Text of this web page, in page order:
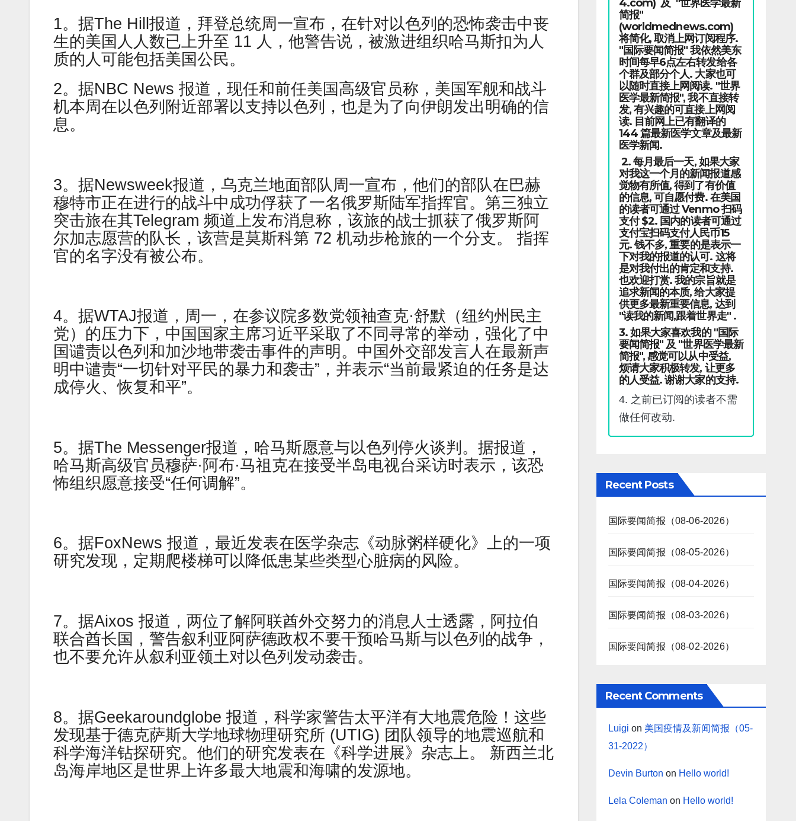
1。据The Hill报道，拜登总统周一宣布，在针对以色列的恐怖袭击中丧
生的美国人人数已上升至 11 人，他警告说，被激进组织哈马斯扣为人
质的人可能包括美国公民。
2。据NBC News 报道，现任和前任美国高级官员称，美国军舰和战斗
机本周在以色列附近部署以支持以色列，也是为了向伊朗发出明确的信
息。
3。据Newsweek报道，乌克兰地面部队周一宣布，他们的部队在巴赫
穆特市正在进行的战斗中成功俘获了一名俄罗斯陆军指挥官。第三独立
突击旅在其Telegram 频道上发布消息称，该旅的战士抓获了俄罗斯阿
尔加志愿营的队长，该营是莫斯科第 72 机动步枪旅的一个分支。 指挥
官的名字没有被公布。
4。据WTAJ报道，周一，在参议院多数党领袖查克·舒默（纽约州民主
党）的压力下，中国国家主席习近平采取了不同寻常的举动，强化了中
国谴责以色列和加沙地带袭击事件的声明。中国外交部发言人在最新声
明中谴责“一切针对平民的暴力和袭击”，并表示“当前最紧迫的任务是达
成停火、恢复和平”。
5。据The Messenger报道，哈马斯愿意与以色列停火谈判。据报道，
哈马斯高级官员穆萨·阿布·马祖克在接受半岛电视台采访时表示，该恐
怖组织愿意接受“任何调解”。
6。据FoxNews 报道，最近发表在医学杂志《动脉粥样硬化》上的一项
研究发现，定期爬楼梯可以降低患某些类型心脏病的风险。
7。据Aixos 报道，两位了解阿联酋外交努力的消息人士透露，阿拉伯
联合酋长国，警告叙利亚阿萨德政权不要干预哈马斯与以色列的战争，
也不要允许从叙利亚领土对以色列发动袭击。
8。据Geekaroundglobe 报道，科学家警告太平洋有大地震危险！这些
发现基于德克萨斯大学地球物理研究所 (UTIG) 团队领导的地震巡航和
科学海洋钻探研究。他们的研究发表在《科学进展》杂志上。 新西兰北
岛海岸地区是世界上许多最大地震和海啸的发源地。
4.com) 及 "世界医学最新
简报"
(worldmednews.com)
将简化, 取消上网订阅程序.
"国际要闻简报" 我依然美东
时间每早6点左右转发给各
个群及部分个人. 大家也可
以随时直接上网阅读. "世界
医学最新简报", 我不直接转
发, 有兴趣的可直接上网阅
读. 目前网上已有翻译的
144 篇最新医学文章及最新
医学新闻.
2. 每月最后一天, 如果大家
对我这一个月的新闻报道感
觉物有所值, 得到了有价值
的信息, 可自愿付费. 在美国
的读者可通过 Venmo 扫码
支付 $2. 国内的读者可通过
支付宝扫码支付人民币15
元. 钱不多, 重要的是表示一
下对我的报道的认可. 这将
是对我付出的肯定和支持.
也欢迎打赏. 我的宗旨就是
追求新闻的本质, 给大家提
供更多最新重要信息, 达到
"读我的新闻,跟着世界走" .
3. 如果大家喜欢我的 "国际
要闻简报" 及 "世界医学最新
简报", 感觉可以从中受益,
烦请大家积极转发, 让更多
的人受益. 谢谢大家的支持.
4. 之前已订阅的读者不需
做任何改动.
Recent Posts
国际要闻简报（08-06-2026）
国际要闻简报（08-05-2026）
国际要闻简报（08-04-2026）
国际要闻简报（08-03-2026）
国际要闻简报（08-02-2026）
Recent Comments
Luigi on 美国疫情及新闻简报（05-
31-2022）
Devin Burton on Hello world!
Lela Coleman on Hello world!